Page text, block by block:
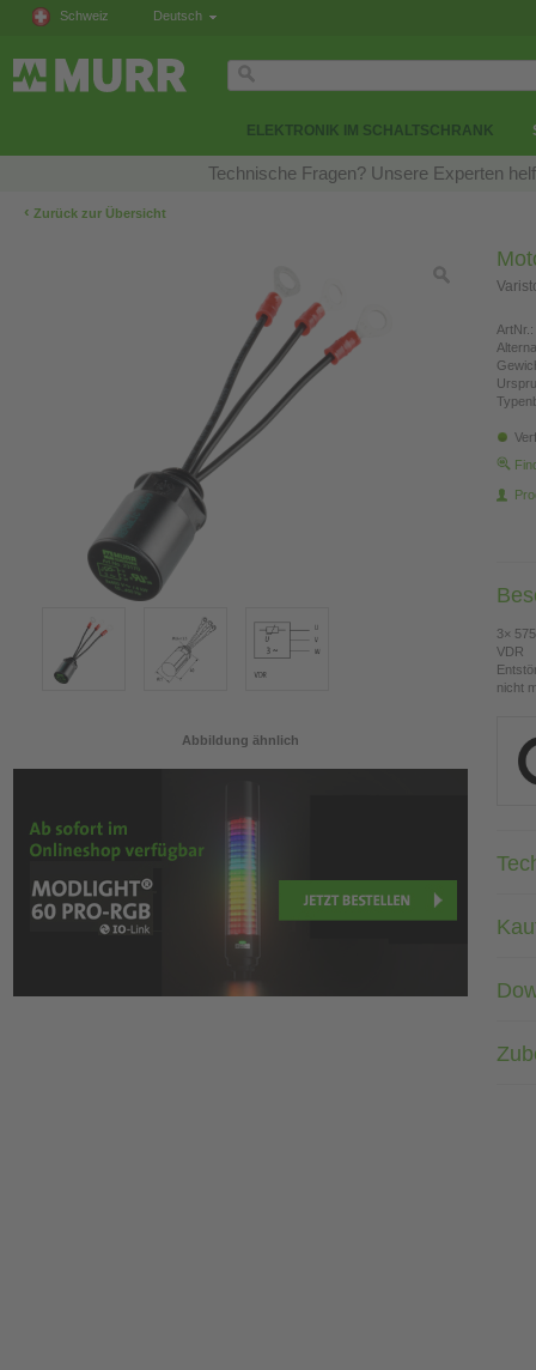
Schweiz Deutsch
ELEKTRONIK IM SCHALTSCHRANK
Technische Fragen? Unsere Experten
‹ Zurück zur Übersicht
Abbildung ähnlich
ArtNr.:
3×
VDR
nicht